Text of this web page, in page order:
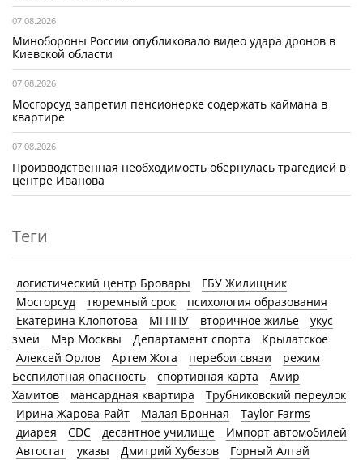
07.08.2026
Минобороны России опубликовало видео удара дронов в
Киевской области
07.08.2026
Мосгорсуд запретил пенсионерке содержать каймана в
квартире
07.08.2026
Производственная необходимость обернулась трагедией в
центре Иванова
Теги
логистический центр Бровары
ГБУ Жилищник
Мосгорсуд
тюремный срок
психология образования
Екатерина Клопотова
МГППУ вторичное жилье
укус
змеи
Мэр Москвы Департамент спорта
Крылатское
Алексей Орлов
Артем Жога перебои связи
режим
Беспилотная опасность
спортивная карта
Амир
Хамитов
мансардная квартира
Трубниковский переулок
Ирина Жарова-Райт
Малая Бронная
Taylor Farms
диарея
CDC десантное училище
Импорт автомобилей
Автостат
указы Дмитрий Хубезов
Горный Алтай